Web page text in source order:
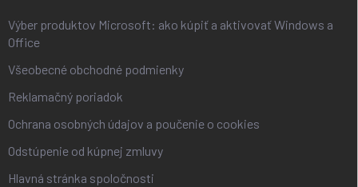
Výber produktov Microsoft: ako kúpiť a aktivovať Windows a
Office
Všeobecné obchodné podmienky
Reklamačný poriadok
Ochrana osobných údajov a poučenie o cookies
Odstúpenie od kúpnej zmluvy
Hlavná stránka spoločnosti